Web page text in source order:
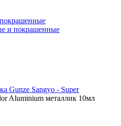
и покрашенные
Gunze Sangyo - Super
Aluminium металлик 10мл